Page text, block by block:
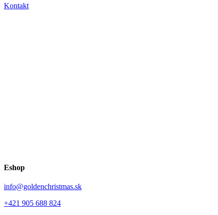
Kontakt
Eshop
info@goldenchristmas.sk
+421 905 688 824